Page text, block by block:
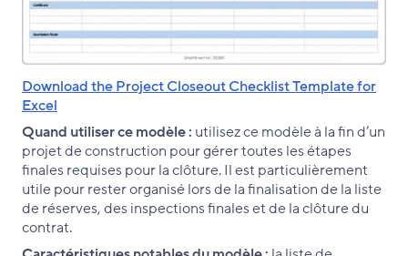
Download the Project Closeout Checklist Template for
Excel
Quand utiliser ce modèle : utilisez ce modèle à la fin d’un
projet de construction pour gérer toutes les étapes
finales requises pour la clôture. Il est particulièrement
utile pour rester organisé lors de la finalisation de la liste
de réserves, des inspections finales et de la clôture du
contrat.